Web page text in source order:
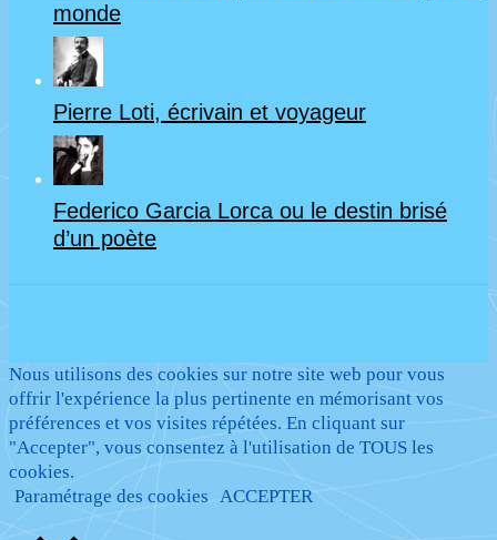
monde
Pierre Loti, écrivain et voyageur
Federico Garcia Lorca ou le destin brisé
d’un poète
Nous utilisons des cookies sur notre site web pour vous
offrir l'expérience la plus pertinente en mémorisant vos
préférences et vos visites répétées. En cliquant sur
"Accepter", vous consentez à l'utilisation de TOUS les
cookies.
Paramétrage des cookies ACCEPTER